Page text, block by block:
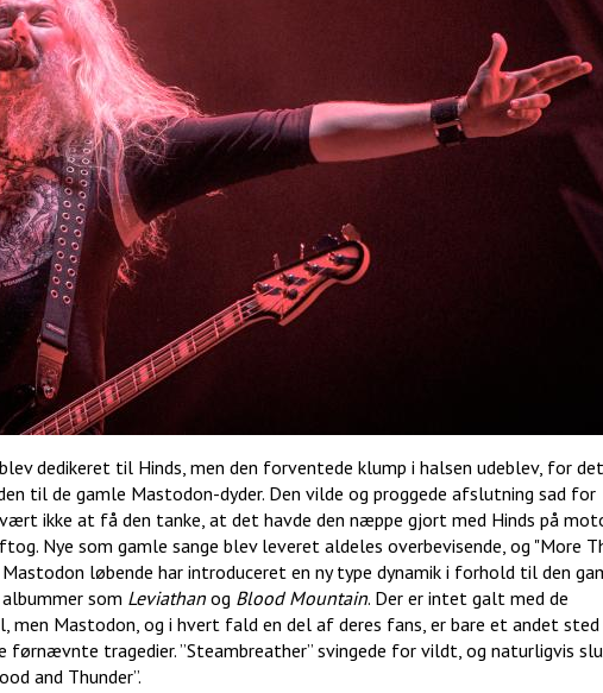
blev dedikeret til Hinds, men den forventede klump i halsen udeblev, for det
til de gamle Mastodon-dyder. Den vilde og proggede afslutning sad for
ikke at få den tanke, at det havde den næppe gjort med Hinds på
Nye som gamle sange blev leveret aldeles overbevisende, og "More
løbende har introduceret en ny type dynamik i forhold til den
som Leviathan og Blood Mountain. Der er intet galt med de
men Mastodon, og i hvert fald en del af deres fans, er bare et andet sted
tragedier. ”Steambreather” svingede for vildt, og naturligvis
and Thunder”.